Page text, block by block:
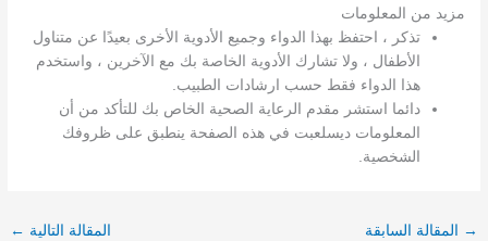
مزيد من المعلومات
تذكر ، احتفظ بهذا الدواء وجميع الأدوية الأخرى بعيدًا عن متناول
الأطفال ، ولا تشارك الأدوية الخاصة بك مع الآخرين ، واستخدم
هذا الدواء فقط حسب ارشادات الطبيب.
دائما استشر مقدم الرعاية الصحية الخاص بك للتأكد من أن
المعلومات ديسلعبت في هذه الصفحة ينطبق على ظروفك
الشخصية.
→ المقالة السابقة المقالة التالية ←